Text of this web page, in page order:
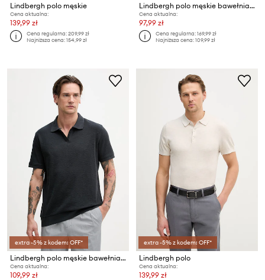
Lindbergh polo męskie
Cena aktualna:
139,99 zł
Cena regularna:209,99 zł
Najniższa cena:154,99 zł
Lindbergh polo męskie bawełniane
Cena aktualna:
97,99 zł
Cena regularna:169,99 zł
Najniższa cena:109,99 zł
extra -5% z kodem: OFF*
Lindbergh polo męskie bawełniane
Cena aktualna:
109,99 zł
extra -5% z kodem: OFF*
Lindbergh polo
Cena aktualna:
139,99 zł